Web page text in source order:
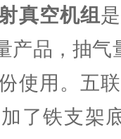
真空机组
产品，抽气
使用。五
了铁支架